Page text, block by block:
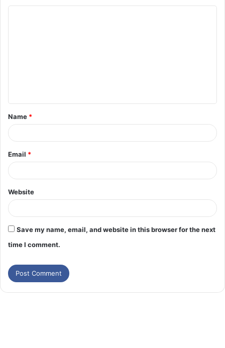
Name *
Email *
Website
Save my name, email, and website in this browser for the next
time I comment.